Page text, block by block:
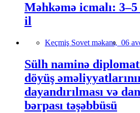
Məhkəmə icmalı: 3–5
il
Keçmiş Sovet məkanı, 06
Sülh naminə
döyüş
dayandırılması və
bərpası təşəbbüsü